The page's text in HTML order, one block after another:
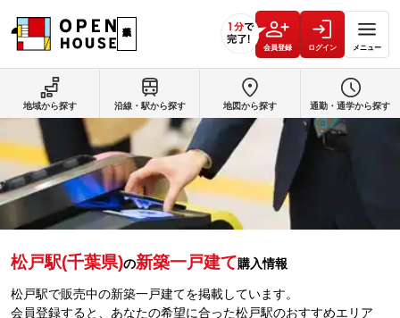
会員登録 ログイン メニュー
松戸駅(千葉県)の新築一戸建て購入情報
松戸駅で販売中の新築一戸建てを掲載しています。
会員登録すると、あなたの希望に合った松戸駅のおすすめエリア
地域から探す 沿線・駅から探す 地図から探す 通勤・通学から探す